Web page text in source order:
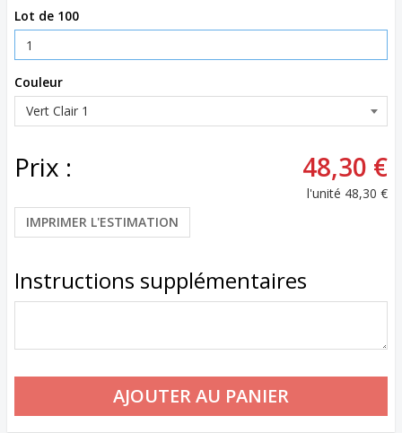
Lot de 100
Couleur
Prix : 48,30 €
l'unité 48,30 €
IMPRIMER L'ESTIMATION
Instructions supplémentaires